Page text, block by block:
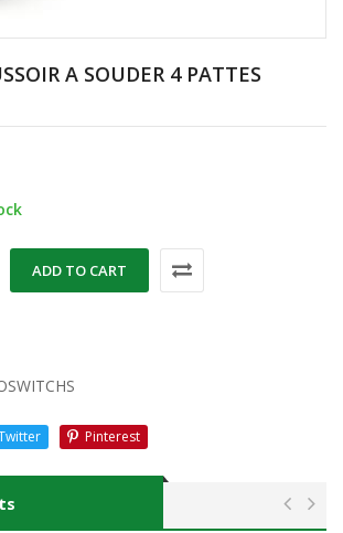
A SOUDER 4 PATTES
ADD TO CART
Pinterest